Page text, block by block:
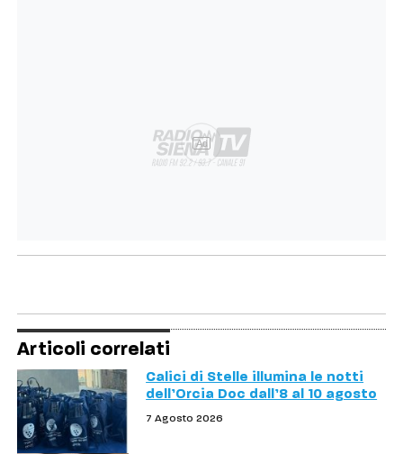
Ad
Articoli correlati
Calici di Stelle illumina le notti
dell’Orcia Doc dall’8 al 10 agosto
7 Agosto 2026